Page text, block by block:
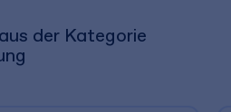
der Kategorie